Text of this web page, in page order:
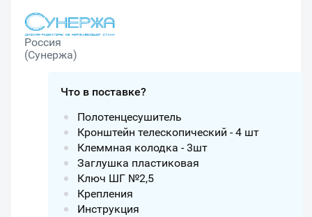
Россия
(Сунержа)
Что в поставке?
Полотенцесушитель
Кронштейн телескопический - 4 шт
Клеммная колодка - 3шт
Заглушка пластиковая
Ключ ШГ №2,5
Крепления
Инструкция